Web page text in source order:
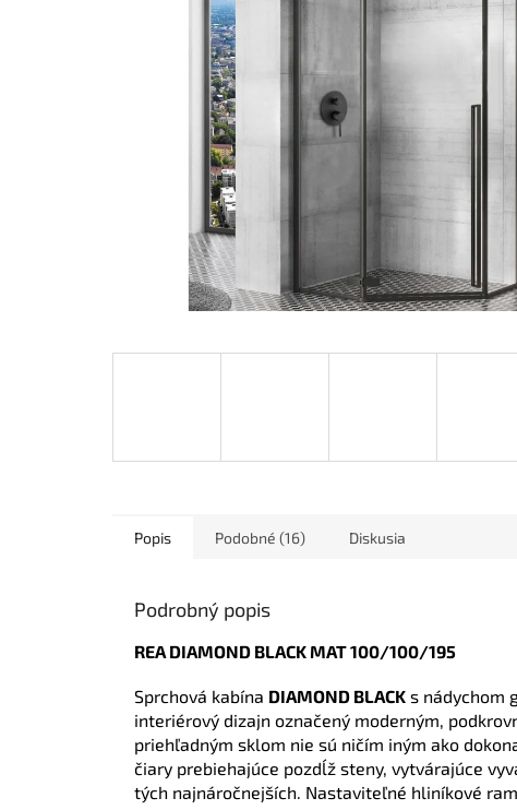
Popis Podobné (16) Diskusia
Podrobný popis
REA DIAMOND BLACK MAT 100/100/195
Sprchová kabína DIAMOND BLACK s nádychom
interiérový dizajn označený moderným,
priehľadným sklom nie sú ničím iným ako
čiary prebiehajúce pozdĺž steny, vytvárajúce
tých najnáročnejších. Nastaviteľné hliníkové